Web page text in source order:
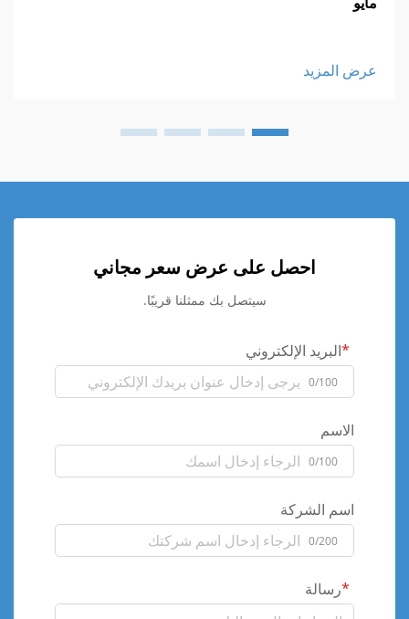
عرض المزيد
احصل على عرض سعر مجاني
سيتصل بك ممثلنا قريبًا.
البريد الإلكتروني
0/100
الاسم
0/100
اسم الشركة
0/200
رسالة